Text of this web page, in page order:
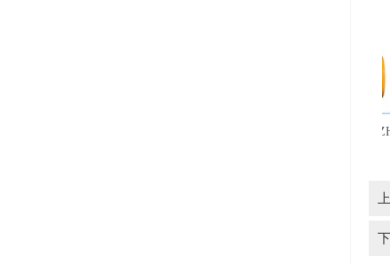
氯气液氯波纹管截止阀